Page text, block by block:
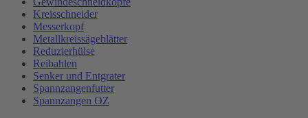
Kreisschneider
Messerkopf
Metallkreissägeblätter
Reduzierhülse
Reibahlen
Senker und Entgrater
Spannzangenfutter
Spannzangen OZ